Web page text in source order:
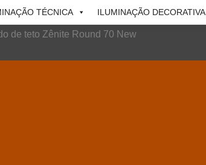
TÉCNICA ILUMINAÇÃO DECORATIVA
de teto Zênite Round 70 New